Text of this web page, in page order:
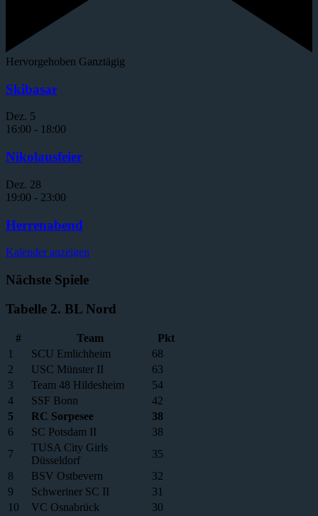
Hervorgehoben Ganztägig
Skibasar
Dez. 5
16:00 - 18:00
Nikolausfeier
Dez. 28
19:00 - 23:00
Herrenabend
Kalender anzeigen
Nächste Spiele
Tabelle 2. BL Nord
# Team
Pkt
1
SCU Emlichheim
68
2
USC Münster II
63
3
Team 48 Hildesheim
54
4
SSF Bonn
42
5
RC Sorpesee
38
6
SC Potsdam II
38
7
TUSA City Girls
Düsseldorf
35
8
BSV Ostbevern
32
9
Schweriner SC II
31
10
VC Osnabrück
30